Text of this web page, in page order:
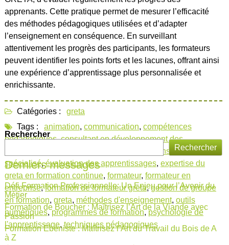
apprenants. Cette pratique permet de mesurer l’efficacité
des méthodes pédagogiques utilisées et d’adapter
l’enseignement en conséquence. En surveillant
attentivement les progrès des participants, les formateurs
peuvent identifier les points forts et les lacunes, offrant ainsi
une expérience d’apprentissage plus personnalisée et
enrichissante.
Catégories :
greta
Tags :
animation, communication, compétences
pédagogiques,consultant en développement des
enseignant
spécialisé,évaluation des apprentissages, expertise du
greta en formation continue, formateur, formateur en
entreprise,formation de formateur greta,gestion de groupe
en formation, greta, méthodes d'enseignement, outils
numériques,programmes de formation,psychologie de
l'apprentissage,techniques pédagogiques
Rechercher
Rechercher
Derniers messages
Défi Formation Professionnelle: Un Enjeu pour l’Avenir du
Métier
Formation de Boucher : Maîtrisez l’Art de la Viande avec
Passion
Formation Ébéniste : Maîtrisez l’Art du Travail du Bois de A
à Z